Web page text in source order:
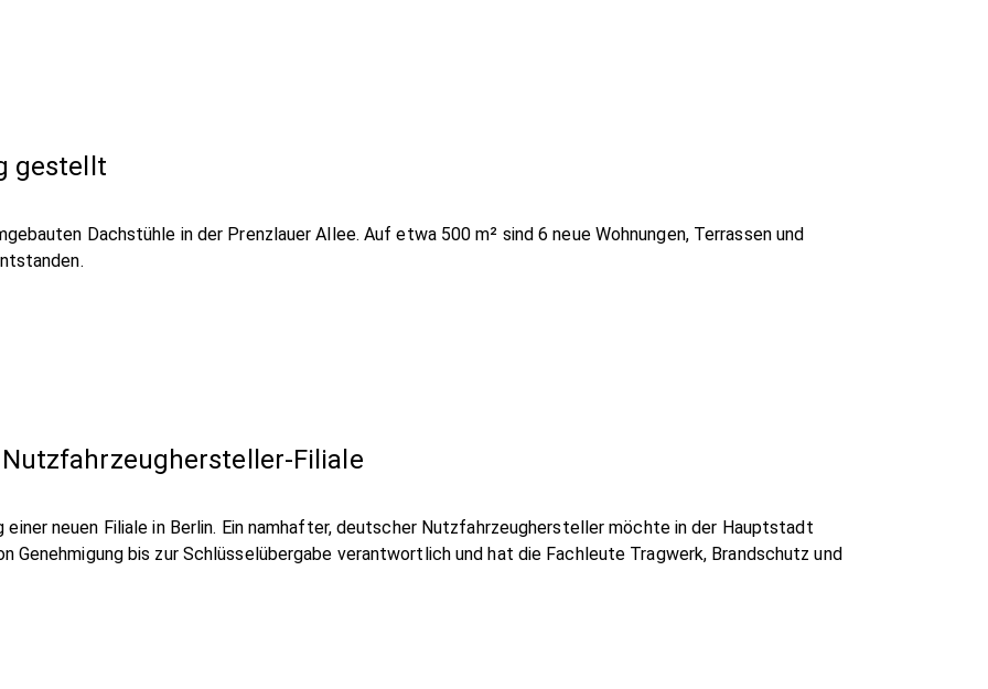
gestellt
Dachstühle in der Prenzlauer Allee. Auf etwa 500 m² sind 6 neue Wohnungen, Terrassen und
Filiale
einer neuen Filiale in Berlin. Ein namhafter, deutscher Nutzfahrzeughersteller möchte in der Hauptstadt
Genehmigung bis zur Schlüsselübergabe verantwortlich und hat die Fachleute Tragwerk, Brandschutz und